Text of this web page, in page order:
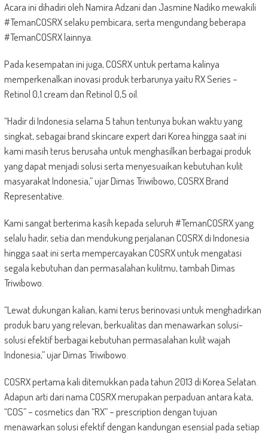
Acara ini dihadiri oleh Namira Adzani dan Jasmine Nadiko mewakili
#TemanCOSRX selaku pembicara, serta mengundang beberapa
#TemanCOSRX lainnya.
Pada kesempatan ini juga, COSRX untuk pertama kalinya
memperkenalkan inovasi produk terbarunya yaitu RX Series –
Retinol 0,1 cream dan Retinol 0,5 oil.
“Hadir di Indonesia selama 5 tahun tentunya bukan waktu yang
singkat, sebagai brand skincare expert dari Korea hingga saat ini
kami masih terus berusaha untuk menghasilkan berbagai produk
yang dapat menjadi solusi serta menyesuaikan kebutuhan kulit
masyarakat Indonesia,” ujar Dimas Triwibowo, COSRX Brand
Representative.
Kami sangat berterima kasih kepada seluruh #TemanCOSRX yang
selalu hadir, setia dan mendukung perjalanan COSRX di Indonesia
hingga saat ini serta mempercayakan COSRX untuk mengatasi
segala kebutuhan dan permasalahan kulitmu, tambah Dimas
Triwibowo.
“Lewat dukungan kalian, kami terus berinovasi untuk menghadirkan
produk baru yang relevan, berkualitas dan menawarkan solusi-
solusi efektif berbagai kebutuhan permasalahan kulit wajah
Indonesia,” ujar Dimas Triwibowo.
COSRX pertama kali ditemukkan pada tahun 2013 di Korea Selatan.
Adapun arti dari nama COSRX merupakan perpaduan antara kata,
“COS” – cosmetics dan “RX” – prescription dengan tujuan
menawarkan solusi efektif dengan kandungan esensial pada setiap